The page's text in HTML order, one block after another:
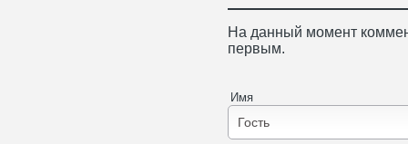
На данный момент
первым.
Имя